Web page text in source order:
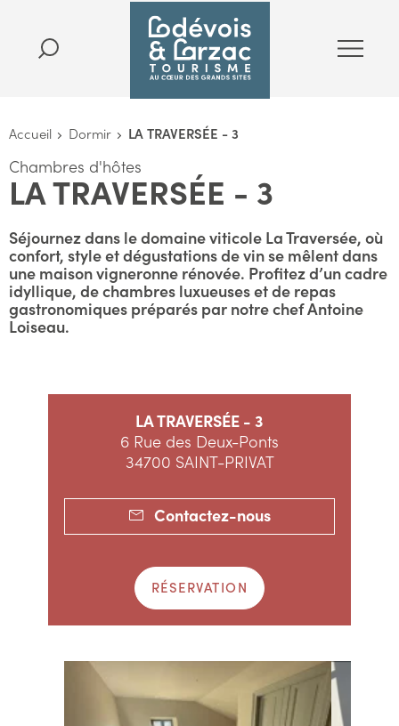
Accueil Dormir LA TRAVERSÉE - 3
Chambres d'hôtes
LA TRAVERSÉE - 3
Séjournez dans le domaine viticole La Traversée, où
confort, style et dégustations de vin se mêlent dans
une maison vigneronne rénovée. Profitez d’un cadre
idyllique, de chambres luxueuses et de repas
gastronomiques préparés par notre chef Antoine
Loiseau.
LA TRAVERSÉE - 3
6 Rue des Deux-Ponts
34700 SAINT-PRIVAT
Contactez-nous
RÉSERVATION